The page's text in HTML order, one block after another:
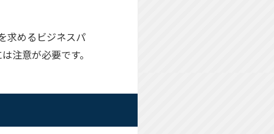
求めるビジネスパ
注意が必要です。